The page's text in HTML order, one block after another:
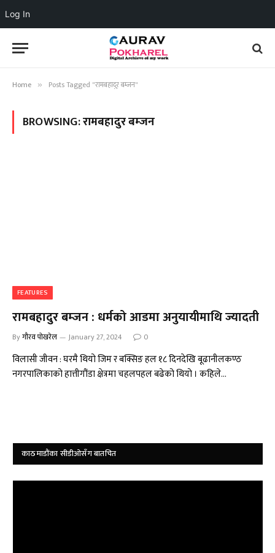
Log In
Home » Posts Tagged "रामबहादुर बम्जन"
BROWSING:रामबहादुर बम्जन
FEATURES
रामबहादुर बम्जन : धर्मको आडमा अनुयायीमाथि ज्यादती
Byगौरव पोखरेल January 27, 2024 0
विलासी जीवन : घरमै थियो जिम र बक्सिङ हल १८ दिनदेखि बूढानीलकण्ठ
नगरपालिकाको हात्तीगौंडा क्षेत्रमा चहलपहल बढेको थियो । कहिले…
काठमाडौंका सीडीओसँग बातचित